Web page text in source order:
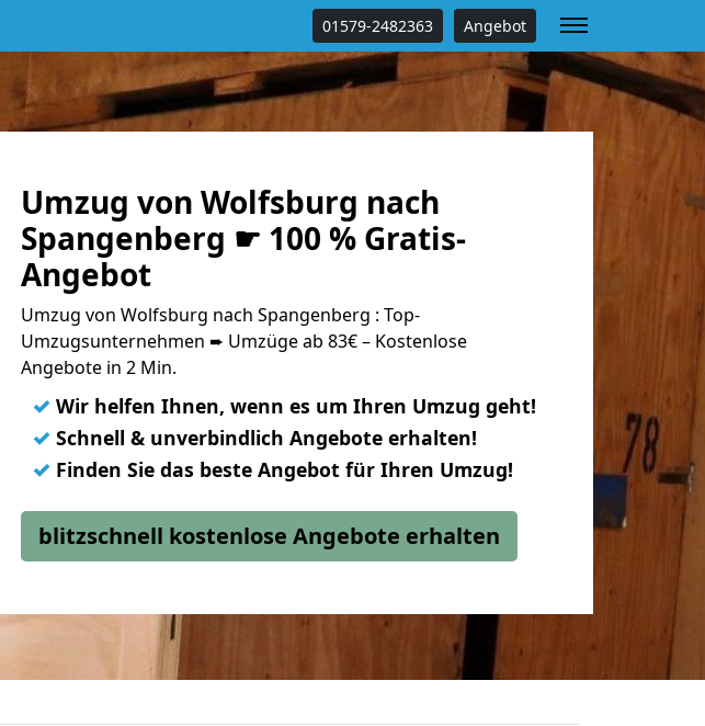
01579-2482363 Angebot
Umzug von Wolfsburg nach
Spangenberg ☛ 100 % Gratis-
Angebot
Umzug von Wolfsburg nach Spangenberg : Top-
Umzugsunternehmen ➨ Umzüge ab 83€ – Kostenlose
Angebote in 2 Min.
✓ Wir helfen Ihnen, wenn es um Ihren Umzug geht!
✓ Schnell & unverbindlich Angebote erhalten!
✓ Finden Sie das beste Angebot für Ihren Umzug!
blitzschnell kostenlose Angebote erhalten